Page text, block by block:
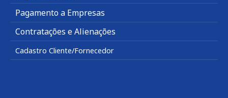
Pagamento a Empresas
Contratações e Alienações
Cadastro Cliente/Fornecedor